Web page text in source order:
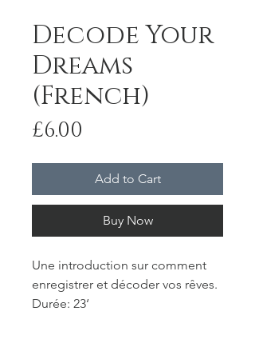
Decode Your
Dreams
(French)
£6.00
Add to Cart
Buy Now
Une introduction sur comment
enregistrer et décoder vos rêves.
Durée: 23‘